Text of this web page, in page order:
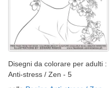
Disegni da colorare per adulti :
Anti-stress / Zen - 5